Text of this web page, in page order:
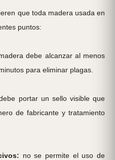
que toda madera usada en
puntos:
debe alcanzar al menos
para eliminar plagas.
portar un sello visible que
de fabricante y tratamiento
no se permite el uso de